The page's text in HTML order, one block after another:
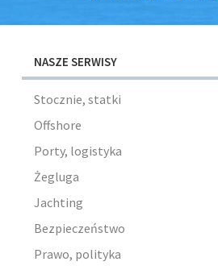
NASZE SERWISY
Stocznie, statki
Offshore
Porty, logistyka
Żegluga
Jachting
Bezpieczeństwo
Prawo, polityka